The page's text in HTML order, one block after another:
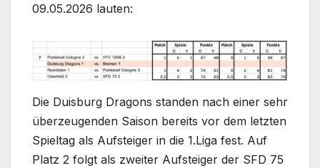
09.05.2026 lauten:
Die Duisburg Dragons standen nach einer sehr
überzeugenden Saison bereits vor dem letzten
Spieltag als Aufsteiger in die 1.Liga fest. Auf
Platz 2 folgt als zweiter Aufsteiger der SFD 75